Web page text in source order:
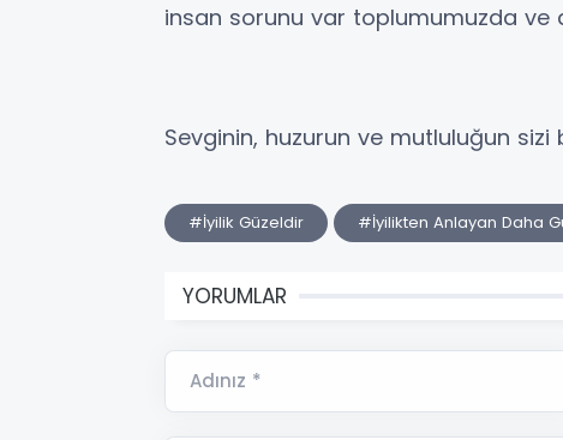
insan sorunu var toplumumuzda ve
Sevginin, huzurun ve mutluluğun sizi
#İyilik Güzeldir #İyilikten Anlayan Daha
YORUMLAR
Adınız *